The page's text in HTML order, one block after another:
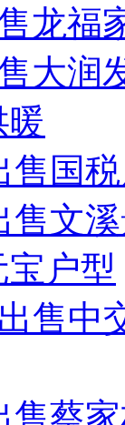
龙福
大润
售国
售文
户型
售
售蔡